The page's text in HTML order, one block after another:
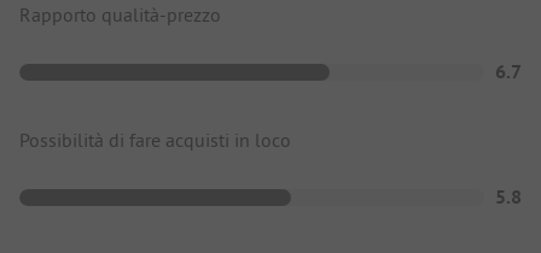
Rapporto qualità-prezzo
6.7
Possibilità di fare acquisti in loco
5.8